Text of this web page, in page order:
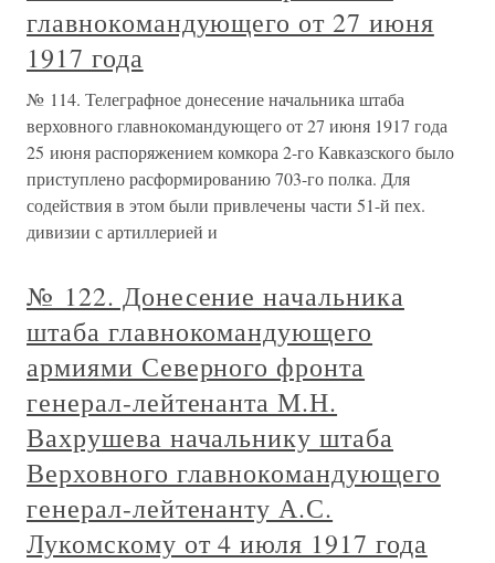
главнокомандующего от 27 июня
1917 года
№ 114. Телеграфное донесение начальника штаба
верховного главнокомандующего от 27 июня 1917 года
25 июня распоряжением комкора 2-го Кавказского было
приступлено расформированию 703-го полка. Для
содействия в этом были привлечены части 51-й пех.
дивизии с артиллерией и
№ 122. Донесение начальника
штаба главнокомандующего
армиями Северного фронта
генерал-лейтенанта М.Н.
Вахрушева начальнику штаба
Верховного главнокомандующего
генерал-лейтенанту А.С.
Лукомскому от 4 июля 1917 года